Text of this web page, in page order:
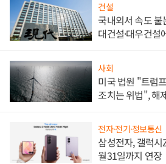
건설
국내외서 속도 붙
대건설·대우건
사회
미국 법원 "트럼
조치는 위법", 해
전자·전기·정보통신
삼성전자, 갤럭
월31일까지 연장